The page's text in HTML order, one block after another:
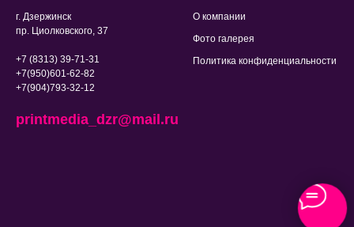
г. Дзержинск
пр. Циолковского, 37
+7 (8313) 39-71-31
+7(950)601-62-82
+7(904)793-32-12
printmedia_dzr@mail.ru
О компании
Фото галерея
Политика конфиденциальности